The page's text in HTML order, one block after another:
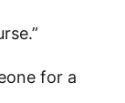
for a